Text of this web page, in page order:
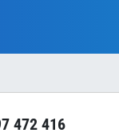
472 416